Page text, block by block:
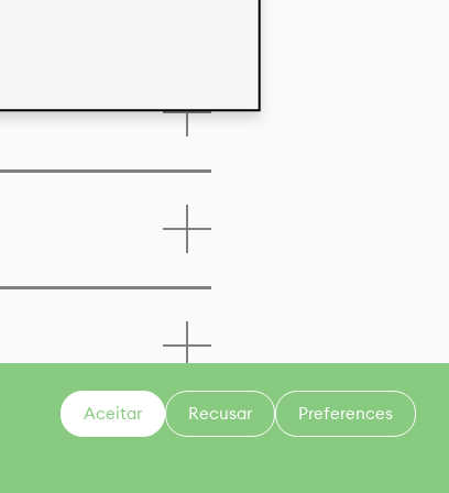
Aceitar Recusar Preferences